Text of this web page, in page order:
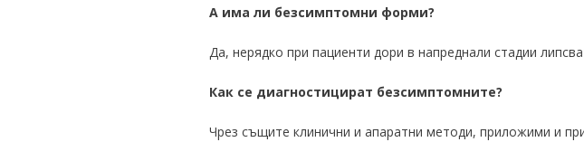
А има ли безсимптомни форми?
Да, нерядко при пациенти дори в напреднали стадии
Как се диагностицират безсимптомните?
Чрез същите клинични и апаратни методи, приложими и